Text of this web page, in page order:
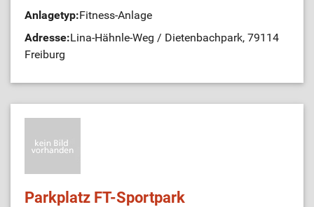
Anlagetyp:Fitness-Anlage
Adresse:Lina-Hähnle-Weg / Dietenbachpark, 79114
Freiburg
Parkplatz FT-Sportpark